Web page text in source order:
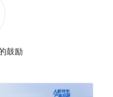
鼓励